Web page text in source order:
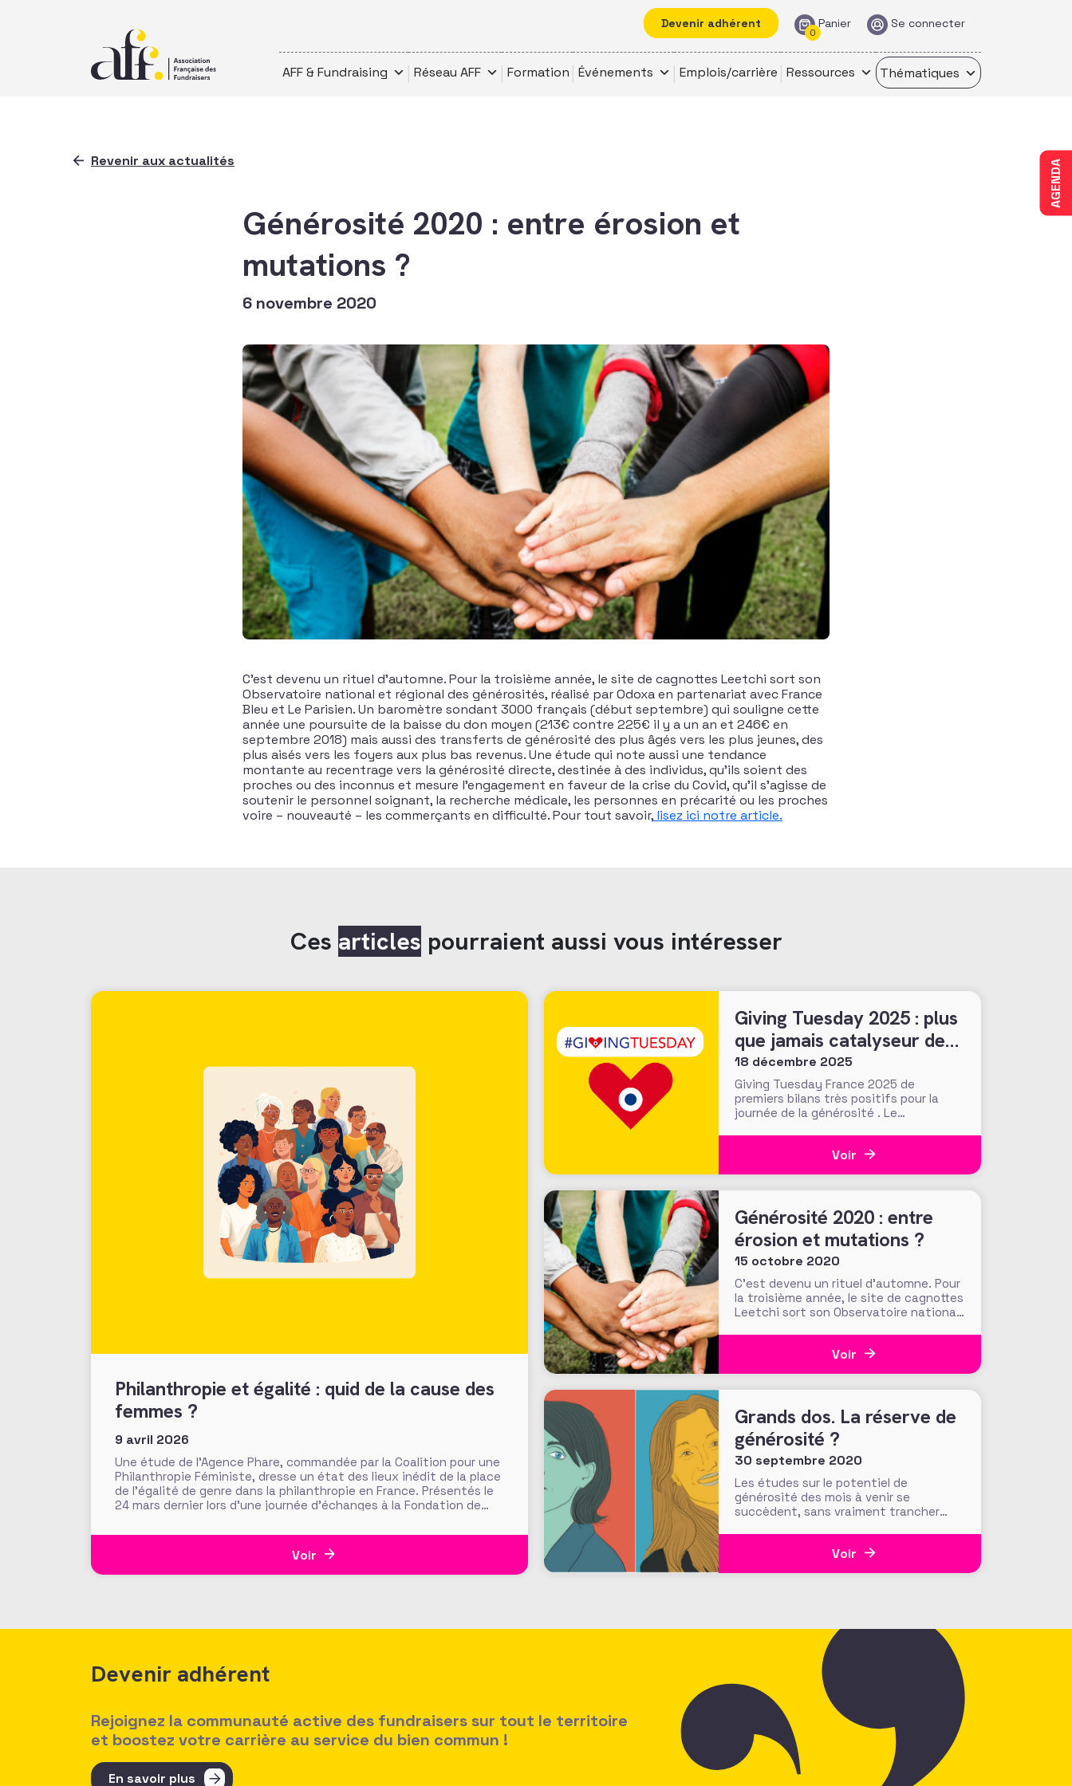
Devenir adhérent Panier
0
Se connecter
AFF & Fundraising Réseau AFF Formation Événements Emplois/carrière Ressources Thématiques
AGENDA
Revenir aux actualités
Générosité 2020 : entre érosion et
mutations ?
6 novembre 2020
C’est devenu un rituel d’automne. Pour la troisième année, le site de cagnottes Leetchi sort son
Observatoire national et régional des générosités, réalisé par Odoxa en partenariat avec France
Bleu et Le Parisien. Un baromètre sondant 3000 français (début septembre) qui souligne cette
année une poursuite de la baisse du don moyen (213€ contre 225€ il y a un an et 246€ en
septembre 2018) mais aussi des transferts de générosité des plus âgés vers les plus jeunes, des
plus aisés vers les foyers aux plus bas revenus. Une étude qui note aussi une tendance
montante au recentrage vers la générosité directe, destinée à des individus, qu’ils soient des
proches ou des inconnus et mesure l’engagement en faveur de la crise du Covid, qu’il s’agisse de
soutenir le personnel soignant, la recherche médicale, les personnes en précarité ou les proches
voire – nouveauté – les commerçants en difficulté. Pour tout savoir, lisez ici notre article.
Ces articles pourraient aussi vous intéresser
Philanthropie et égalité : quid de la cause des
femmes ?
9 avril 2026
Une étude de l’Agence Phare, commandée par la Coalition pour une
Philanthropie Féministe, dresse un état des lieux inédit de la place
de l’égalité de genre dans la philanthropie en France. Présentés le
24 mars dernier lors d’une journée d’échanges à la Fondation de
Voir
Giving Tuesday 2025 : plus
que jamais catalyseur des
engagements généreux et
collectifs ?
18 décembre 2025
Giving Tuesday France 2025 de
premiers bilans très positifs pour la
journée de la générosité . Le
Voir
Générosité 2020 : entre
érosion et mutations ?
15 octobre 2020
C’est devenu un rituel d’automne. Pour
la troisième année, le site de cagnottes
Leetchi sort son Observatoire national
et Le Parisien. L’observatoire fait
Voir
Grands dos. La réserve de
générosité ?
30 septembre 2020
Les études sur le potentiel de
générosité des mois à venir se
succèdent, sans vraiment trancher
des associations et fondations. Des
Voir
Devenir adhérent
Rejoignez la communauté active des fundraisers sur tout le territoire
et boostez votre carrière au service du bien commun !
En savoir plus